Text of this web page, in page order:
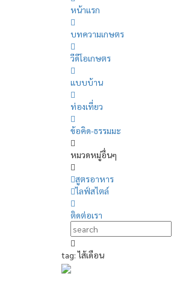
หน้าแรก
บทความเกษตร
วีดีโอเกษตร
แบบบ้าน
ท่องเที่ยว
ข้อคิด-ธรรมมะ
หมวดหมู่อื่นๆ
สูตรอาหาร
ไลฟ์สไตล์
ติดต่อเรา
tag: ไส้เดือน